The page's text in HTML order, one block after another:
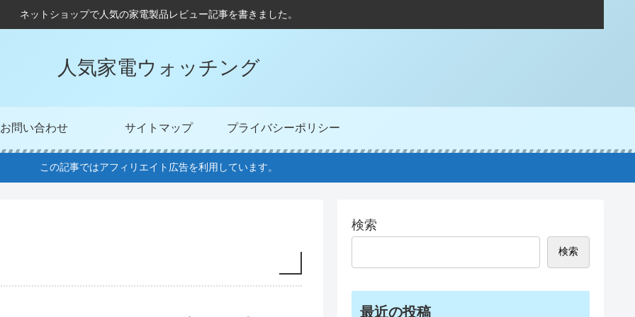
ネットショップで人気の家電製品レビュー記事を書きました。
人気家電ウォッチング
お問い合わせ サイトマップ プライバシーポリシー
この記事ではアフィリエイト広告を利用しています。
検索
検索
最近の投稿